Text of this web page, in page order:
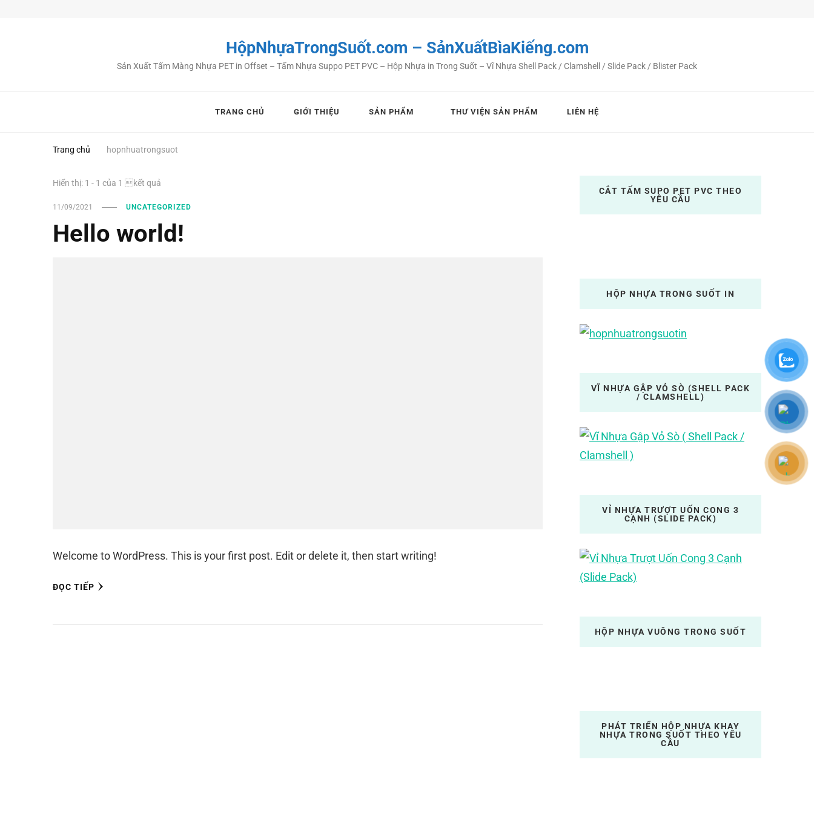
HộpNhựaTrongSuốt.com – SảnXuấtBìaKiếng.com
Sản Xuất Tấm Màng Nhựa PET in Offset – Tấm Nhựa Suppo PET PVC – Hộp Nhựa in Trong Suốt – Vĩ Nhựa Shell Pack / Clamshell / Slide Pack / Blister Pack
TRANG CHỦ GIỚI THIỆU SẢN PHẨM THƯ VIỆN SẢN PHẨM LIÊN HỆ
Trang chủ hopnhuatrongsuot
Hiển thị: 1 - 1 của 1 kết quả
11/09/2021 UNCATEGORIZED
Hello world!
Welcome to WordPress. This is your first post. Edit or delete it, then start writing!
ĐỌC TIẾP
CẮT TẤM SUPO PET PVC THEO
YÊU CẦU
HỘP NHỰA TRONG SUỐT IN
VĨ NHỰA GẬP VỎ SÒ (SHELL PACK
/ CLAMSHELL)
VỈ NHỰA TRƯỢT UỐN CONG 3
CẠNH (SLIDE PACK)
HỘP NHỰA VUÔNG TRONG SUỐT
PHÁT TRIỂN HỘP NHỰA KHAY
NHỰA TRONG SUỐT THEO YÊU
CẦU